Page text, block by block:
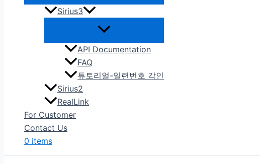
Sirius3
API Documentation
FAQ
튜토리얼-일련번호 각인
Sirius2
RealLink
For Customer
Contact Us
0 items